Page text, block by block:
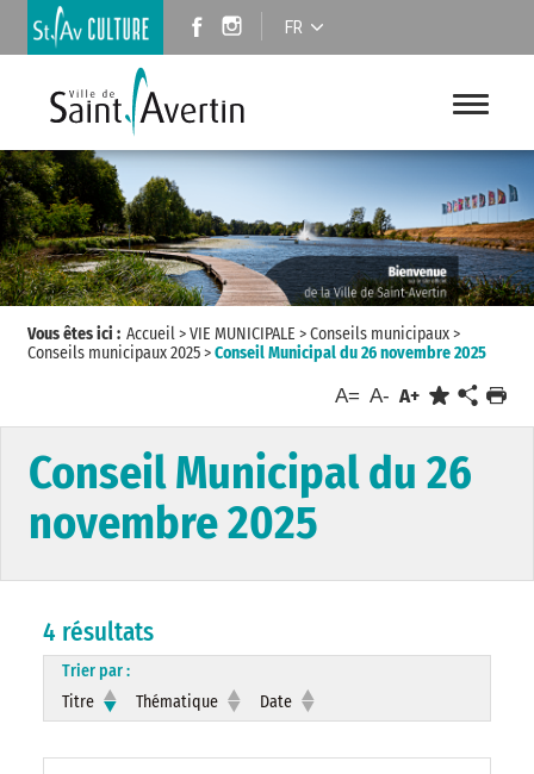
FR
Vous êtes ici : Accueil>VIE MUNICIPALE >Conseils municipaux>
Conseils municipaux 2025>Conseil Municipal du 26 novembre 2025
A= A- A+
Conseil Municipal du 26
novembre 2025
4 résultats
Trier par :
Titre
Thématique Date